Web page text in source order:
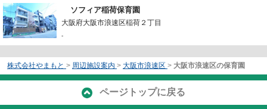
ソフィア稲荷保育園
大阪府大阪市浪速区稲荷２丁目
-
株式会社やまもと > 周辺施設案内 > 大阪市浪速区 > 大阪市浪速区の保育園
ページトップに戻る